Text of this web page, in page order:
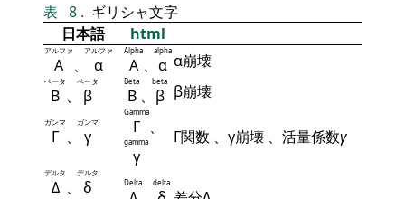
表 8 . ギリシャ文字
日本語
html
Α
アルファ
、 α
アルファ
Α
Alpha
、 α
alpha
α崩壊
Β
ベータ
、 β
ベータ
Β
Beta
、 β
beta
β崩壊
Γ
ガンマ
、 γ
ガンマ Γ
Gamma
、
γ
gamma Γ関数 、γ崩壊 、活量係数γ
Δ
デルタ
、 δ
デルタ
Delta delta